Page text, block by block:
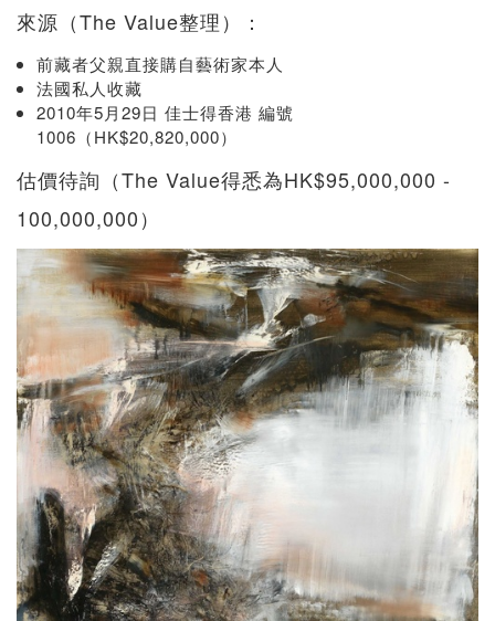
來源（The Value整理）：
前藏者父親直接購自藝術家本人
法國私人收藏
2010年5月29日 佳士得香港 編號
1006（HK$20,820,000）
估價待詢（The Value得悉為HK$95,000,000 -
100,000,000）